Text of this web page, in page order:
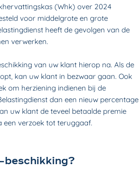
(Whk) over 2024
voor middelgrote en grote
heeft de gevolgen van de
verwerken.
van uw klant hierop na. Als de
kan uw klant in bezwaar gaan. Ook
om herziening indienen bij de
dan een nieuw percentage
uw klant de teveel betaalde premie
een verzoek tot teruggaaf.
beschikking?